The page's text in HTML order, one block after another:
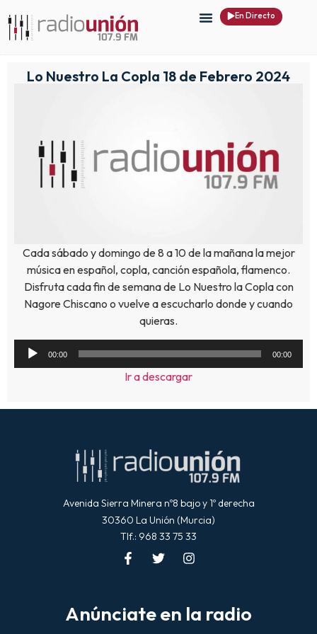
En Directo
Lo Nuestro La Copla 18 de Febrero 2024
Cada sábado y domingo de 8 a 10 de la mañana la mejor
música en español, copla, canción española, flamenco.
Disfruta cada fin de semana de Lo Nuestro la Copla con
Nagore Chiscano o vuelve a escucharlo donde y cuando
quieras.
Reproductor
audio
00:00 00:00
Ir a descargar
Avenida Sierra Minera nº8 bajo y 1º derecha
30360 La Unión (Murcia)
Tlf.: 968 33 75 33
Anúnciate en la radio